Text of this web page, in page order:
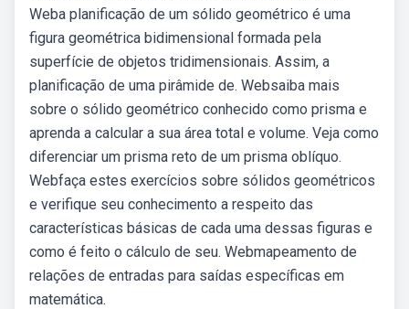
Weba planificação de um sólido geométrico é uma
figura geométrica bidimensional formada pela
superfície de objetos tridimensionais. Assim, a
planificação de uma pirâmide de. Websaiba mais
sobre o sólido geométrico conhecido como prisma e
aprenda a calcular a sua área total e volume. Veja como
diferenciar um prisma reto de um prisma oblíquo.
Webfaça estes exercícios sobre sólidos geométricos
e verifique seu conhecimento a respeito das
características básicas de cada uma dessas figuras e
como é feito o cálculo de seu. Webmapeamento de
relações de entradas para saídas específicas em
matemática.